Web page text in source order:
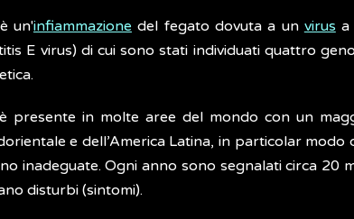
un'infiammazione del fegato dovuta a un virus a
E virus) di cui sono stati individuati quattro
è presente in molte aree del mondo con un
e dell’America Latina, in particolar
inadeguate. Ogni anno sono segnalati circa 20
disturbi (sintomi).